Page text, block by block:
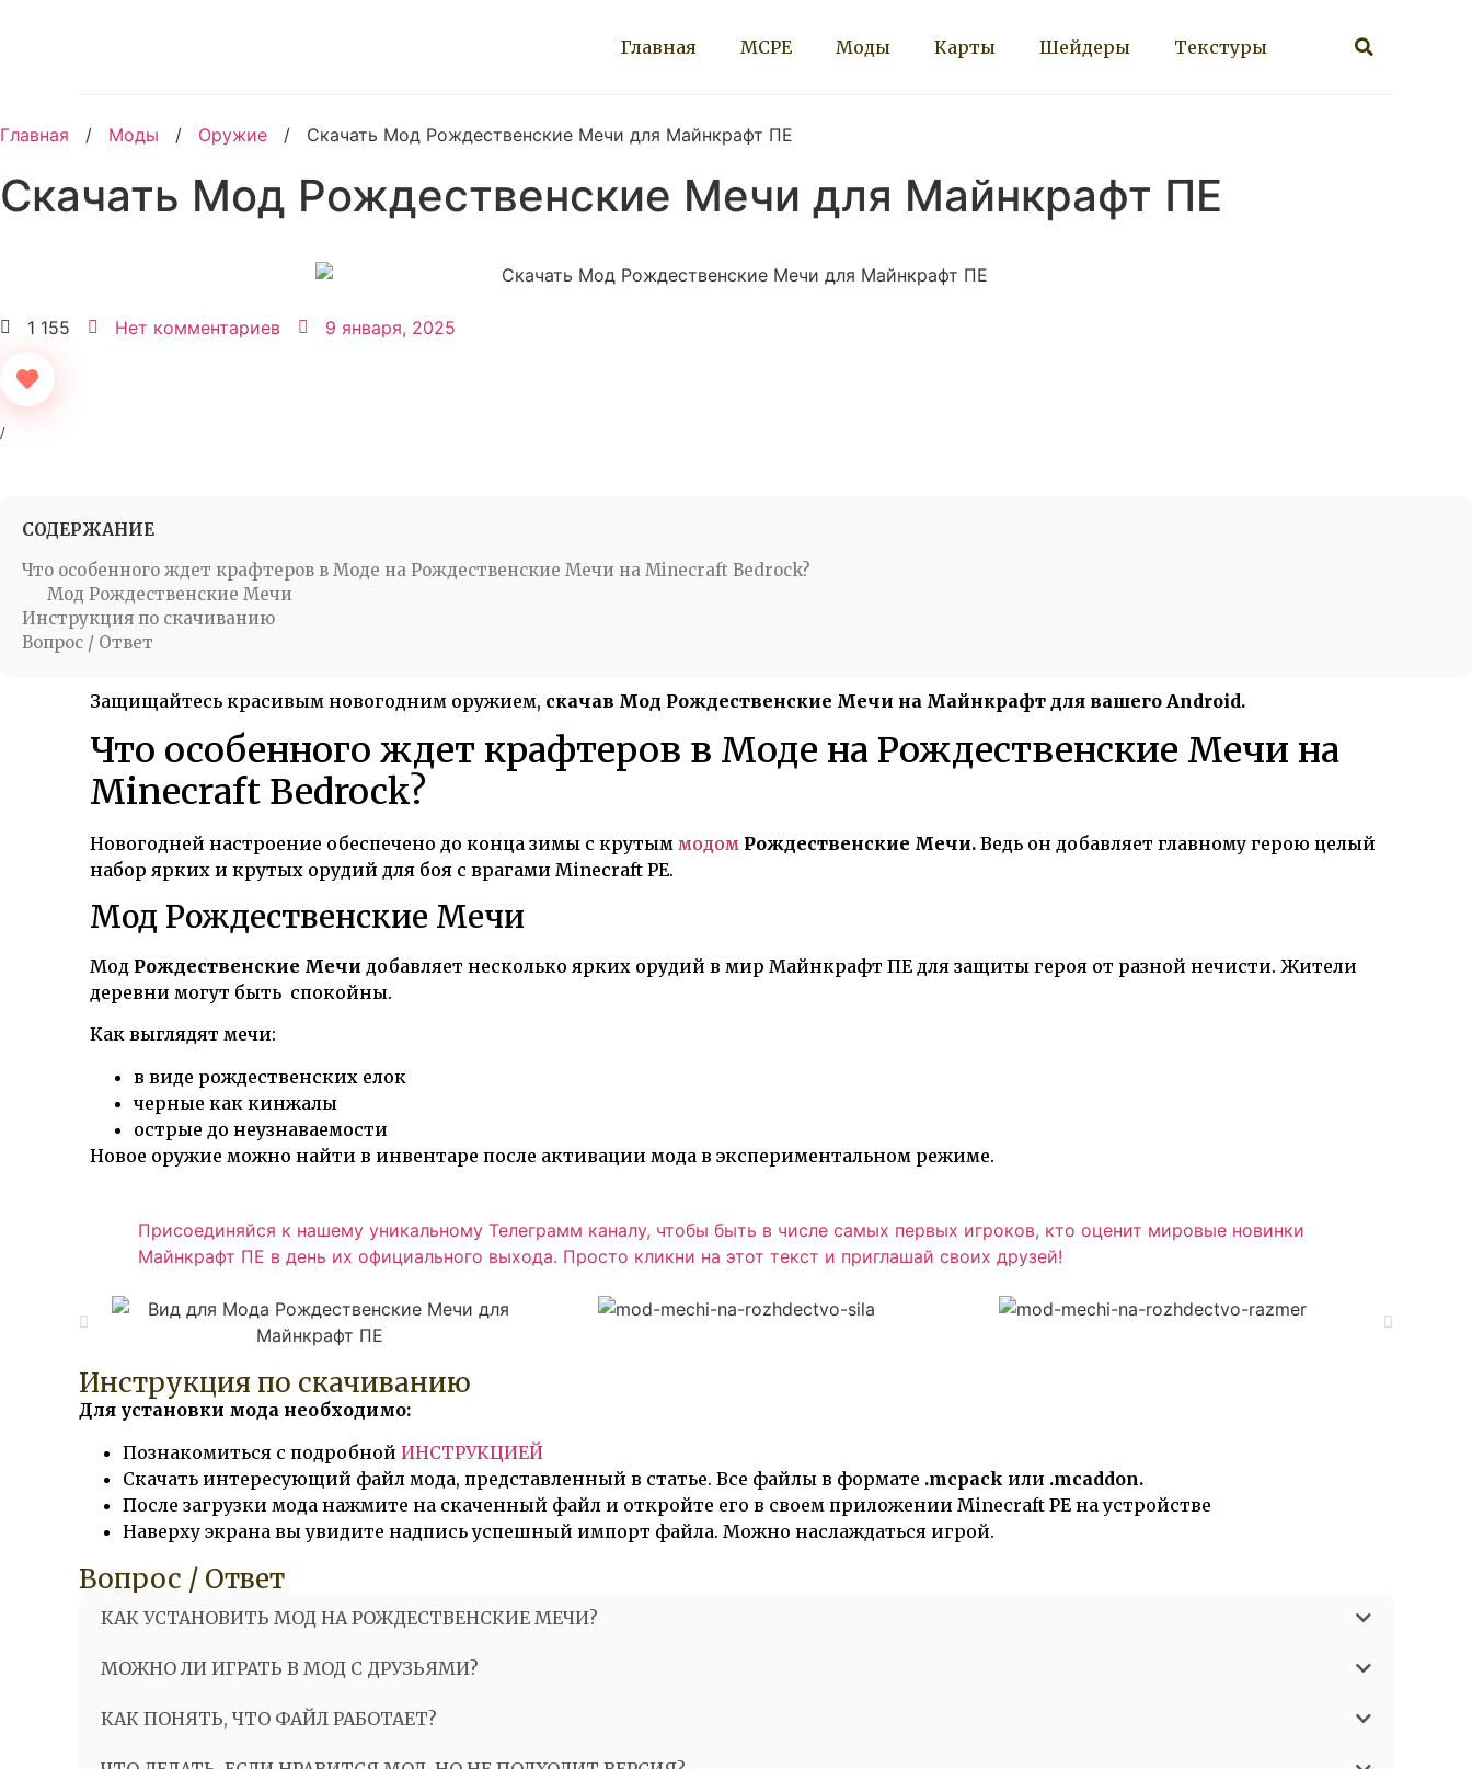
Главная MCPE Моды Карты Шейдеры Текстуры
Главная / Моды / Оружие / Скачать Мод Рождественские Мечи для Майнкрафт ПЕ
Скачать Мод Рождественские Мечи для Майнкрафт ПЕ
1 155 Нет комментариев 9 января, 2025
СОДЕРЖАНИЕ
Что особенного ждет крафтеров в Моде на Рождественские Мечи на Minecraft Bedrock?
Мод Рождественские Мечи
Инструкция по скачиванию
Вопрос / Ответ
Защищайтесь красивым новогодним оружием, скачав Мод Рождественские Мечи на Майнкрафт для вашего Android.
Что особенного ждет крафтеров в Моде на Рождественские Мечи на
Minecraft Bedrock?
Новогодней настроение обеспечено до конца зимы с крутым модом Рождественские Мечи. Ведь он добавляет главному герою целый
набор ярких и крутых орудий для боя с врагами Minecraft PE.
Мод Рождественские Мечи
Мод Рождественские Мечи добавляет несколько ярких орудий в мир Майнкрафт ПЕ для защиты героя от разной нечисти. Жители
деревни могут быть спокойны.
Как выглядят мечи:
в виде рождественских елок
черные как кинжалы
острые до неузнаваемости
Новое оружие можно найти в инвентаре после активации мода в экспериментальном режиме.
Присоединяйся к нашему уникальному Телеграмм каналу, чтобы быть в числе самых первых игроков, кто оценит мировые новинки
Майнкрафт ПЕ в день их официального выхода. Просто кликни на этот текст и приглашай своих друзей!
Инструкция по скачиванию
Для установки мода необходимо:
Познакомиться с подробной ИНСТРУКЦИЕЙ
Скачать интересующий файл мода, представленный в статье. Все файлы в формате .mcpack или .mcaddon.
После загрузки мода нажмите на скаченный файл и откройте его в своем приложении Minecraft PE на устройстве
Наверху экрана вы увидите надпись успешный импорт файла. Можно наслаждаться игрой.
Вопрос / Ответ
КАК УСТАНОВИТЬ МОД НА РОЖДЕСТВЕНСКИЕ МЕЧИ?
МОЖНО ЛИ ИГРАТЬ В МОД С ДРУЗЬЯМИ?
КАК ПОНЯТЬ, ЧТО ФАЙЛ РАБОТАЕТ?